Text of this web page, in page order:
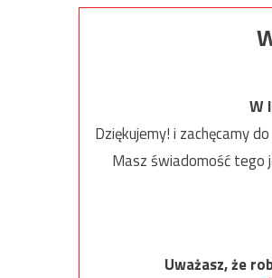
W
Dziękujemy! i zachęcamy
Masz świadomość tego
Uważasz, że